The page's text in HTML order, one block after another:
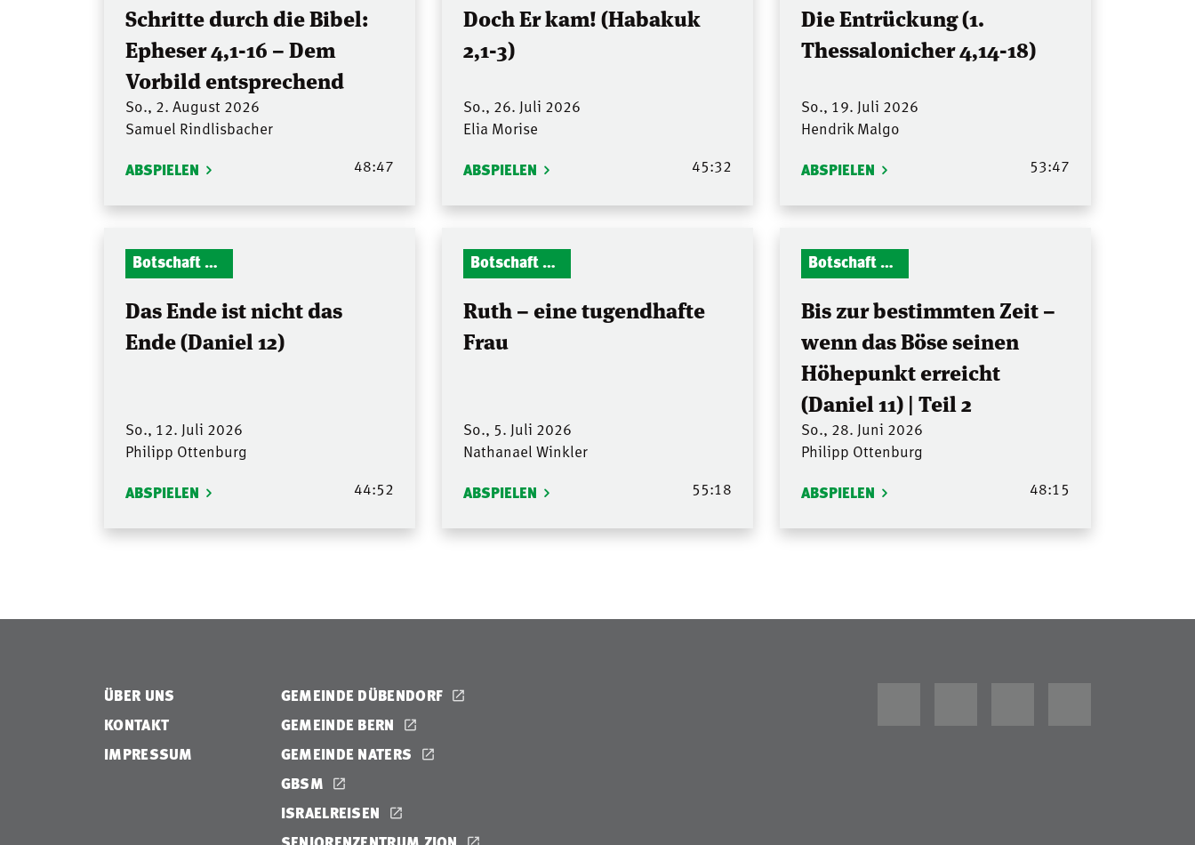
Schritte durch die Bibel:
Epheser 4,1-16 – Dem
Vorbild entsprechend
So., 2. August 2026
Samuel Rindlisbacher
ABSPIELEN 48:47
Doch Er kam! (Habakuk
2,1-3)
So., 26. Juli 2026
Elia Morise
ABSPIELEN 45:32
Die Entrückung (1.
Thessalonicher 4,14-18)
So., 19. Juli 2026
Hendrik Malgo
ABSPIELEN 53:47
Botschaft Zionshalle
Das Ende ist nicht das
Ende (Daniel 12)
So., 12. Juli 2026
Philipp Ottenburg
ABSPIELEN 44:52
Botschaft Zionshalle
Ruth – eine tugendhafte
Frau
So., 5. Juli 2026
Nathanael Winkler
ABSPIELEN 55:18
Botschaft Zionshalle
Bis zur bestimmten Zeit –
wenn das Böse seinen
Höhepunkt erreicht
(Daniel 11) | Teil 2
So., 28. Juni 2026
Philipp Ottenburg
ABSPIELEN 48:15
ÜBER UNS
KONTAKT
IMPRESSUM
GEMEINDE DÜBENDORF
GEMEINDE BERN
GEMEINDE NATERS
GBSM
ISRAELREISEN